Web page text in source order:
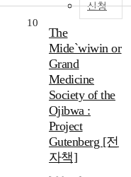
신청
10
The
Mide`wiwin or
Grand
Medicine
Society of the
Ojibwa :
Project
Gutenberg [전
자책]